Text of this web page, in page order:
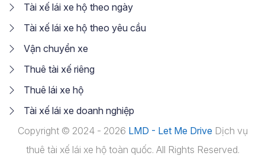
Tài xế lái xe hộ theo ngày
Tài xế lái xe hộ theo yêu cầu
Vận chuyển xe
Thuê tài xế riêng
Thuê lái xe hộ
Tài xế lái xe doanh nghiệp
Copyright © 2024 - 2026 LMD - Let Me Drive Dịch vụ
thuê tài xế lái xe hộ toàn quốc. All Rights Reserved.